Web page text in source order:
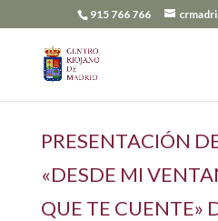
915 766 766
PRESENTACIÓN
«DESDE MI
QUE TE CUENTE»